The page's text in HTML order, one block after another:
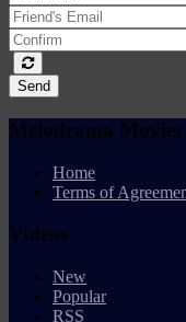
Send
Melodrama Movies
Home
Terms of
Videos
New
Popular
RSS